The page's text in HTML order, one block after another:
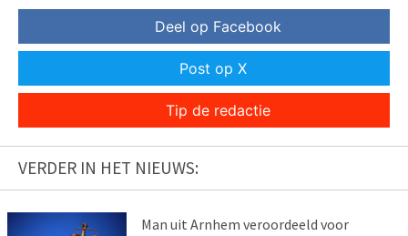
Deel op Facebook
Post op X
Tip de redactie
VERDER IN HET NIEUWS:
Man uit Arnhem veroordeeld voor